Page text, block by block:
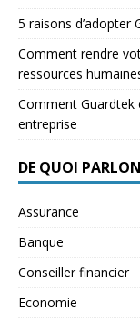
5 raisons d’adopter
Comment rendre
ressources
Comment
entreprise
DE QUOI
Assurance
Banque
Conseiller financier
Economie